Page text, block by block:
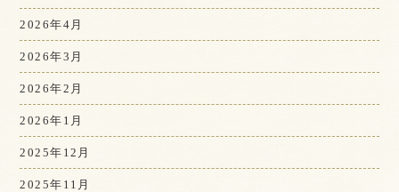
2026年4月
2026年3月
2026年2月
2026年1月
2025年12月
2025年11月